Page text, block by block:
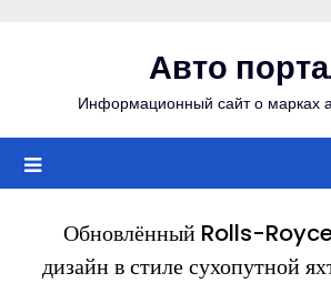
Авто
Информационный сайт о марках
Обновлённый Rolls-
дизайн в стиле сухопутной